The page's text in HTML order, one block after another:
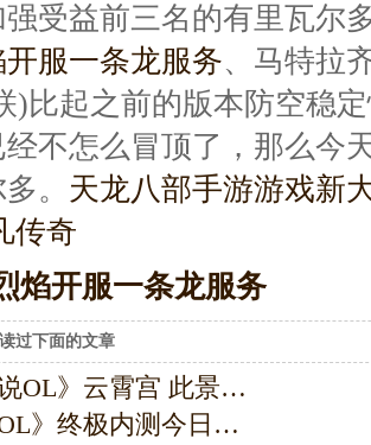
受益前三名的有里瓦尔
服一条龙服务、马特拉
)比起之前的版本防空稳
经不怎么冒顶了，那么今
。 天龙八部手游游戏新
传奇
焰开服一条龙服务
过下面的文章
说OL》云霄宫 此景…
OL》终极内测今日…